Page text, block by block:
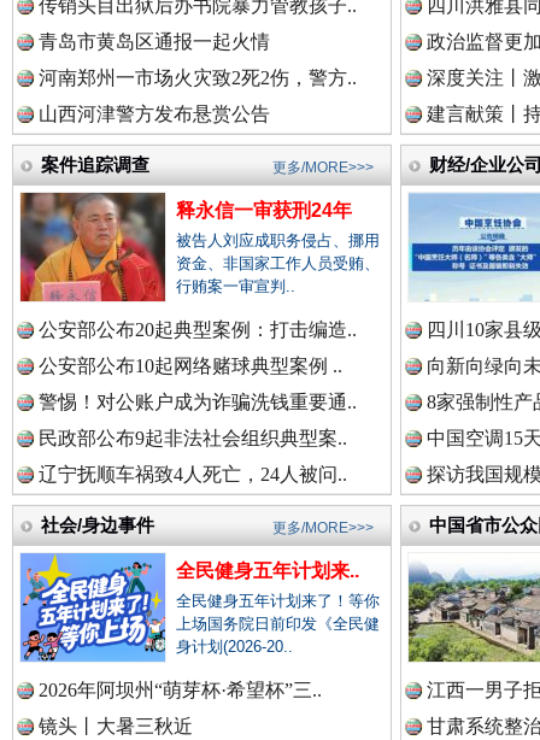
中国全民新闻网.
中国公众新闻网.
中国公民新闻网.
中国公共新闻网.
中国法制新闻网.
中国法治新闻网.
春天里的科技盛宴
巳巳如意，开工大吉！ 三轮上
传销头目出狱后办书院暴力管教孩子..
青岛市黄岛区通报一起火情
河南郑州一市场火灾致2死2伤，警方..
山西河津警方发布悬赏公告
四川洪雅县
政治监督更
深度关注丨
建言献策丨
案件追踪调查
释永信一审获刑24年
被告人刘应成职务侵占、挪用
资金、非国家工作人员受贿、
行贿案一审宣判..
公安部公布20起典型案例：打击编造..
公安部公布10起网络赌球典型案例 ..
警惕！对公账户成为诈骗洗钱重要通..
民政部公布9起非法社会组织典型案..
辽宁抚顺车祸致4人死亡，24人被问..
更多/MORE>>> 财经/企业公
四川10家县
向新向绿向
8家强制性产
中国空调15
探访我国规
社会/身边事件
全民健身五年计划来..
全民健身五年计划来了！等你
上场国务院日前印发《全民健
身计划(2026-20..
2026年阿坝州“萌芽杯·希望杯”三..
镜头丨大暑三秋近
更多/MORE>>> 中国省市公
江西一男子
甘肃系统整